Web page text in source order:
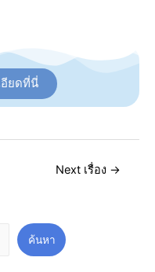
อียดที่นี่
Next เรื่อง →
ค้นหา